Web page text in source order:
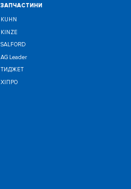
ЗАПЧАСТИНИ
KUHN
KINZE
SALFORD
AG Leader
ТИДЖЕТ
ХІПРО